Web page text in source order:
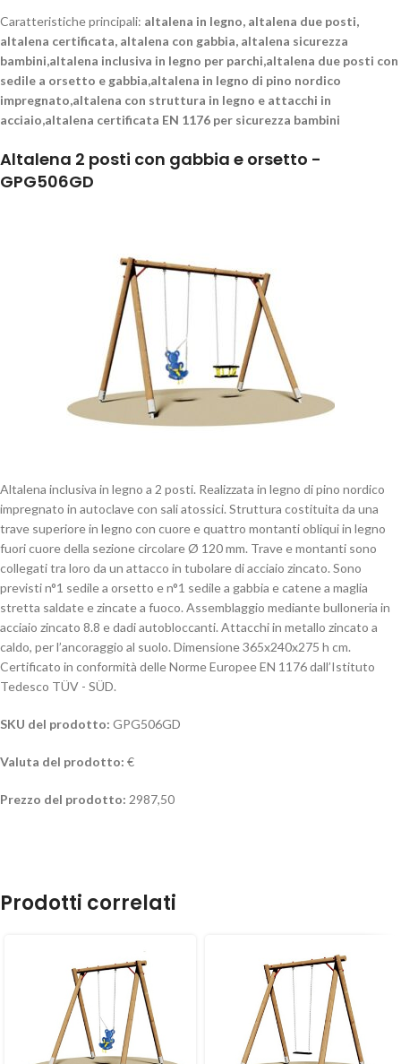
Caratteristiche principali: altalena in legno, altalena due posti,
altalena certificata, altalena con gabbia, altalena sicurezza
bambini,altalena inclusiva in legno per parchi,altalena due posti con
sedile a orsetto e gabbia,altalena in legno di pino nordico
impregnato,altalena con struttura in legno e attacchi in
acciaio,altalena certificata EN 1176 per sicurezza bambini
Altalena 2 posti con gabbia e orsetto -
GPG506GD
Altalena inclusiva in legno a 2 posti. Realizzata in legno di pino nordico
impregnato in autoclave con sali atossici. Struttura costituita da una
trave superiore in legno con cuore e quattro montanti obliqui in legno
fuori cuore della sezione circolare Ø 120 mm. Trave e montanti sono
collegati tra loro da un attacco in tubolare di acciaio zincato. Sono
previsti n°1 sedile a orsetto e n°1 sedile a gabbia e catene a maglia
stretta saldate e zincate a fuoco. Assemblaggio mediante bulloneria in
acciaio zincato 8.8 e dadi autobloccanti. Attacchi in metallo zincato a
caldo, per l’ancoraggio al suolo. Dimensione 365x240x275 h cm.
Certificato in conformità delle Norme Europee EN 1176 dall’Istituto
Tedesco TÜV - SÜD.
SKU del prodotto: GPG506GD
Valuta del prodotto: €
Prezzo del prodotto: 2987,50
Prodotti correlati